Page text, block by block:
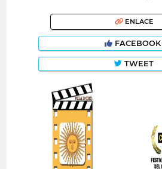
ENLACE
FACEBOOK
TWEET